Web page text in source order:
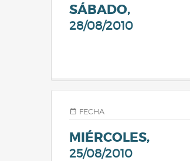
SÁBADO,
28/08/2010
FECHA
MIÉRCOLES,
25/08/2010